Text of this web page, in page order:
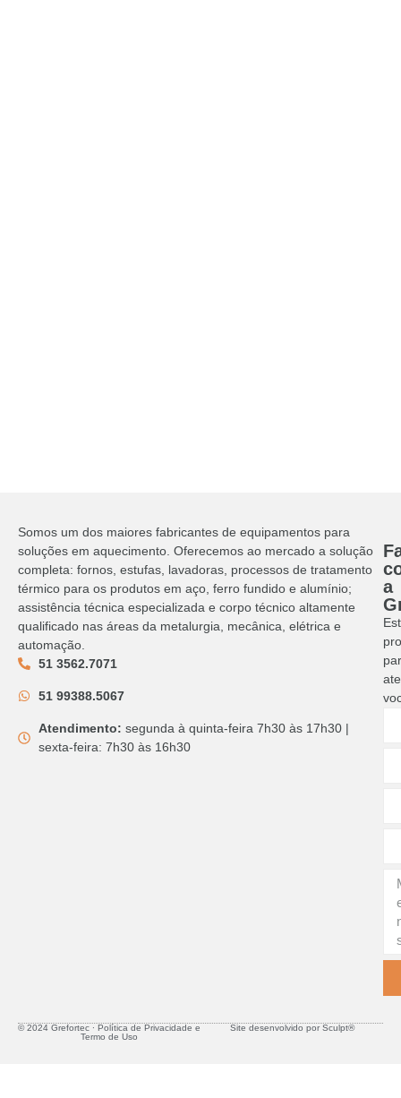
Somos um dos maiores fabricantes de equipamentos para
soluções em aquecimento. Oferecemos ao mercado a solução
completa: fornos, estufas, lavadoras, processos de tratamento
térmico para os produtos em aço, ferro fundido e alumínio;
assistência técnica especializada e corpo técnico altamente
qualificado nas áreas da metalurgia, mecânica, elétrica e
automação.
51 3562.7071
51 99388.5067
Atendimento: segunda à quinta-feira 7h30 às 17h30 |
sexta-feira: 7h30 às 16h30
a
© 2024 Grefortec ∙ Política de Privacidade e
Termo de Uso
Site desenvolvido por Sculpt®